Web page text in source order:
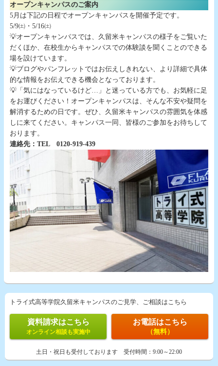
オープンキャンパスのご案内
5月は下記の日程でオープンキャンパスを開催予定です。
5/9㈯・5/16㈯
💡オープンキャンパスでは、久留米キャンパスの様子をご覧いた
だくほか、在校生からキャンパスでの体験談を聞くことのできる
場を設けています。
💡ブログやパンフレットではお伝えしきれない、より詳細で具体
的な情報をお伝えできる機会となっております。
💡「気にはなっているけど…」と迷っている方でも、お気軽に足
をお運びください！オープンキャンパスは、そんな不安や疑問を
解消するための日です。ぜひ、久留米キャンパスの雰囲気を体感
しに来てください。キャンパス一同、皆様のご参加をお待ちして
おります。
連絡先：TEL 0120-919-439
トライ式高等学院久留米キャンパスのご見学、ご相談はこちら
資料請求はこちら
オンライン相談も実施中
お電話はこちら
（無料）
土日・祝日も受付しております 受付時間： 9:00～22:00